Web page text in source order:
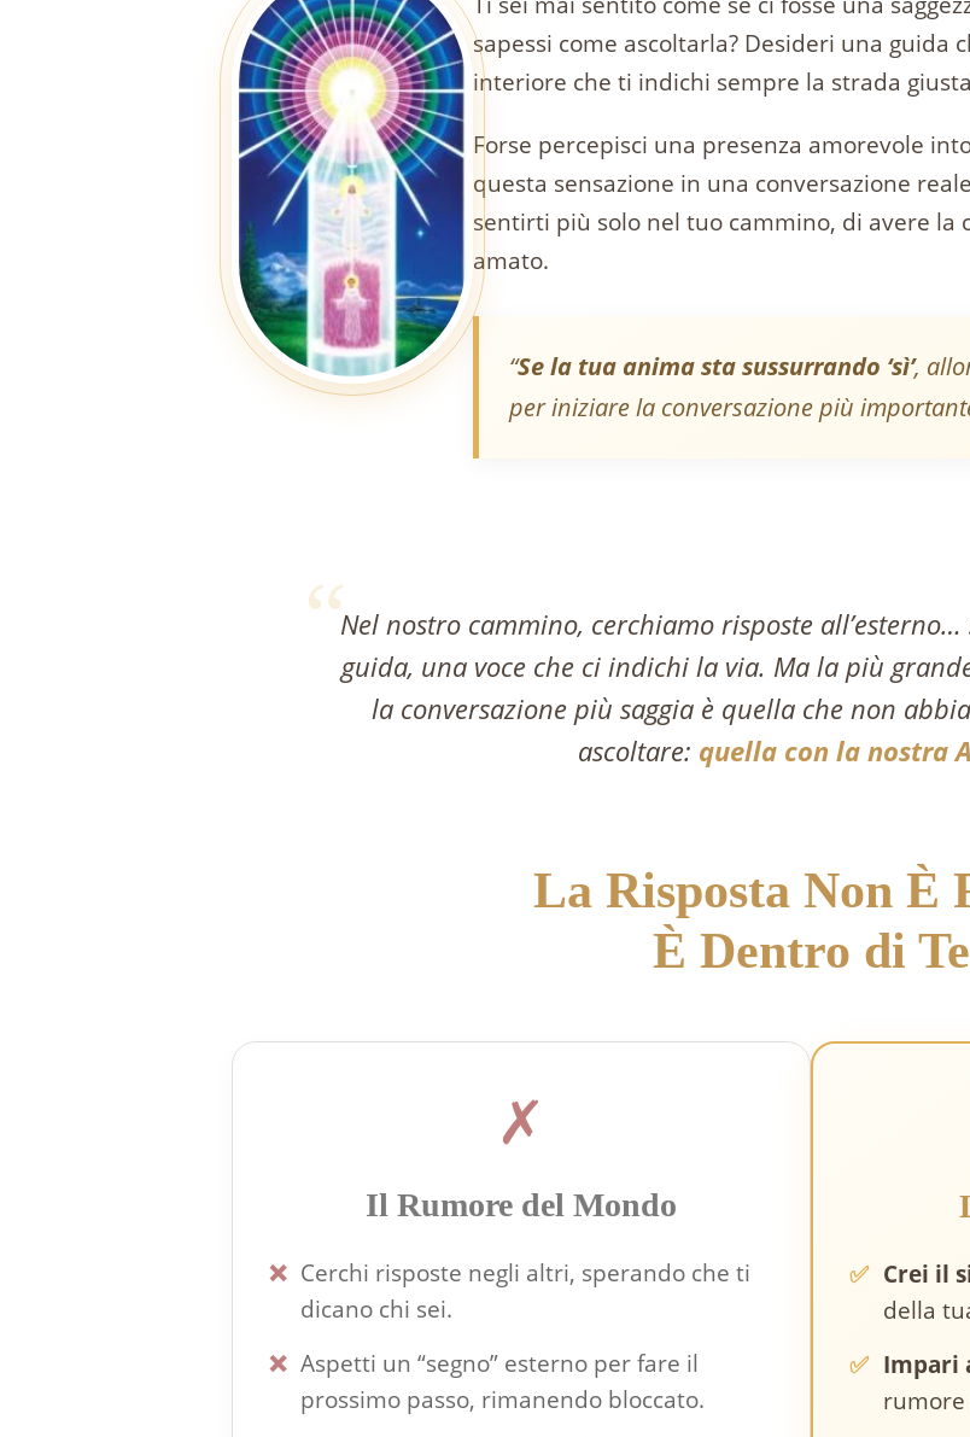
sapessi come ascoltarla? Desideri una guida
interiore che ti indichi sempre la strada
Forse percepisci una presenza amorevole
questa sensazione in una conversazione
sentirti più solo nel tuo cammino, di avere la
amato.
“Se la tua anima sta sussurrando ‘sì’,
per iniziare la conversazione più
“Nel nostro cammino, cerchiamo risposte
guida, una voce che ci indichi la via. Ma la più
la conversazione più saggia è quella che non
ascoltare: quella con la nostra
La Risposta Non È
È Dentro di Te
✗
Il Rumore del Mondo
❌ Cerchi risposte negli altri, sperando che ti
dicano chi sei.
❌ Aspetti un “segno” esterno per fare il
prossimo passo, rimanendo bloccato.
✅ Crei il
della
✅ Impari